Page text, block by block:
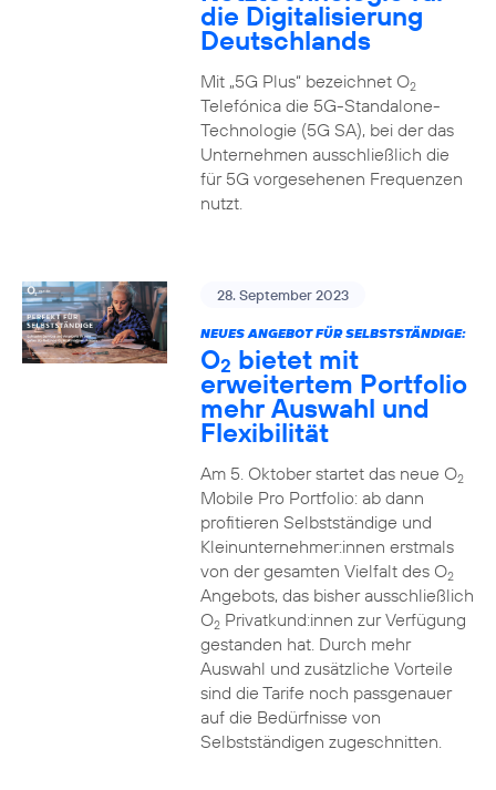
die Digitalisierung
Deutschlands
Mit „5G Plus“ bezeichnet O2
Telefónica die 5G-Standalone-
Technologie (5G SA), bei der das
Unternehmen ausschließlich die
für 5G vorgesehenen Frequenzen
nutzt.
28. September 2023
NEUES ANGEBOT FÜR SELBSTSTÄNDIGE:
O2 bietet mit
erweitertem Portfolio
mehr Auswahl und
Flexibilität
Am 5. Oktober startet das neue O2
Mobile Pro Portfolio: ab dann
profitieren Selbstständige und
Kleinunternehmer:innen erstmals
von der gesamten Vielfalt des O2
Angebots, das bisher ausschließlich
O2Privatkund:innen zur Verfügung
gestanden hat. Durch mehr
Auswahl und zusätzliche Vorteile
sind die Tarife noch passgenauer
auf die Bedürfnisse von
Selbstständigen zugeschnitten.